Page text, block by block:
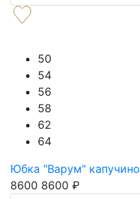
50
54
56
58
62
64
Юбка "Варум" капучино
8600 8600 ₽